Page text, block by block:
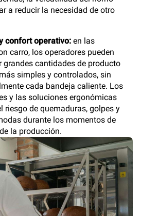
a reducir la necesidad de otro
confort operativo: en las
carro, los operadores pueden
grandes cantidades de producto
simples y controlados, sin
cada bandeja caliente. Los
y las soluciones ergonómicas
riesgo de quemaduras, golpes y
durante los momentos de
la producción.